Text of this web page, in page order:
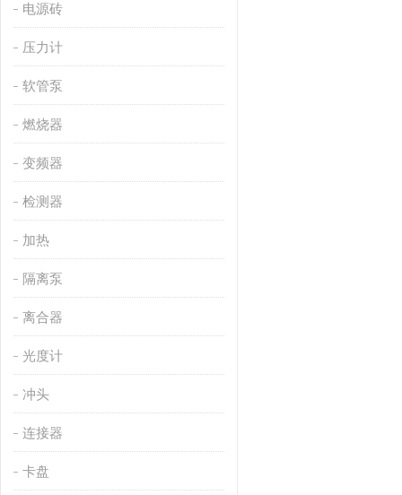
电源砖
压力计
软管泵
燃烧器
变频器
检测器
加热
隔离泵
离合器
光度计
冲头
连接器
卡盘